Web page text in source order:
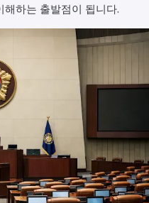
하는 출발점이 됩니다.